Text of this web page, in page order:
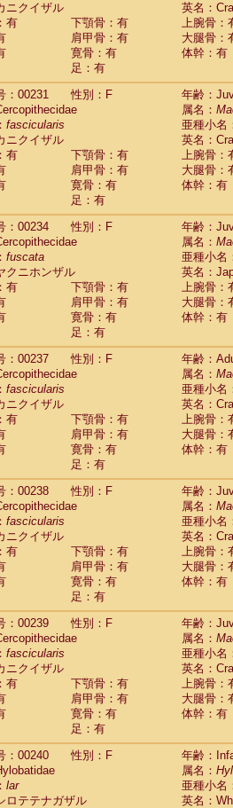
ニクイザル
英名：
有
下顎骨：有
上腕骨：
肩甲骨：有
大腿骨：
寛骨：有
体幹：有
足：有
：00231
性別：F
年齢：
属名：
fascicularis
亜種小名
ニクイザル
英名：
有
下顎骨：有
上腕骨：
肩甲骨：有
大腿骨：
寛骨：有
体幹：有
足：有
：00234
性別：F
年齢：
属名：
fuscata
亜種小名
クニホンザル
英名：
有
下顎骨：有
上腕骨：
肩甲骨：有
大腿骨：
寛骨：有
体幹：有
足：有
：00237
性別：F
年齢：
属名：
fascicularis
亜種小名
ニクイザル
英名：
有
下顎骨：有
上腕骨：
肩甲骨：有
大腿骨：
寛骨：有
体幹：有
足：有
：00238
性別：F
年齢：
属名：
fascicularis
亜種小名
ニクイザル
英名：
有
下顎骨：有
上腕骨：
肩甲骨：有
大腿骨：
寛骨：有
体幹：有
足：有
：00239
性別：F
年齢：
属名：
fascicularis
亜種小名
ニクイザル
英名：
有
下顎骨：有
上腕骨：
肩甲骨：有
大腿骨：
寛骨：有
体幹：有
足：有
：00240
性別：F
年齢：
属名：
lar
亜種小名
ロテテナガザル
英名：